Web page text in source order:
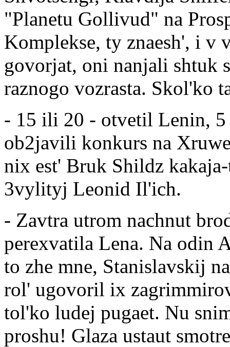
"Planetu Gollivud" na
Komplekse, ty znaesh', i v
govorjat, oni nanjali shtuk
raznogo vozrasta. Skol'ko
- 15 ili 20 - otvetil Lenin,
ob2javili konkurs na
nix est' Bruk Shildz
3vylityj Leonid Il'ich.
- Zavtra utrom nachnut
perexvatila Lena. Na odin
to zhe mne, Stanislavskij
rol' ugovoril ix
tol'ko ludej pugaet. Nu
proshu! Glaza ustaut